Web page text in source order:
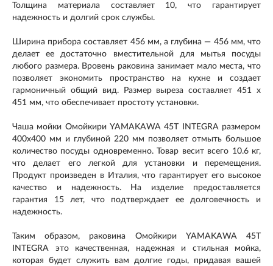
Толщина материала составляет 10, что гарантирует
надежность и долгий срок службы.
Ширина прибора составляет 456 мм, а глубина — 456 мм, что
делает ее достаточно вместительной для мытья посуды
любого размера. Вровень раковина занимает мало места, что
позволяет экономить пространство на кухне и создает
гармоничный общий вид. Размер выреза составляет 451 х
451 мм, что обеспечивает простоту установки.
Чаша мойки Омойкири YAMAKAWA 45T INTEGRA размером
400x400 мм и глубиной 220 мм позволяет отмыть большое
количество посуды одновременно. Товар весит всего 10.6 кг,
что делает его легкой для установки и перемещения.
Продукт произведен в Италия, что гарантирует его высокое
качество и надежность. На изделие предоставляется
гарантия 15 лет, что подтверждает ее долговечность и
надежность.
Таким образом, раковина Омойкири YAMAKAWA 45T
INTEGRA это качественная, надежная и стильная мойка,
которая будет служить вам долгие годы, придавая вашей